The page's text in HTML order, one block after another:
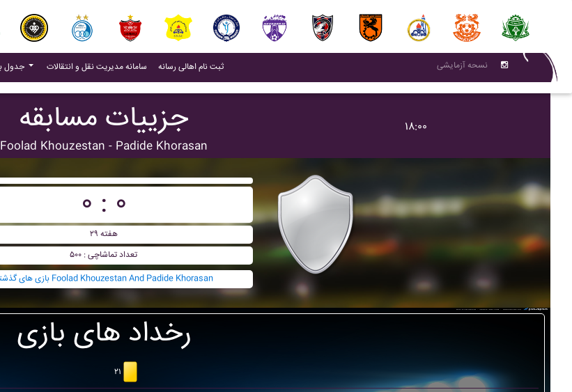
جدول بازی ها سامانه مدیریت نقل و انتقالات (current)
ثبت نام اهالی رسانه(current) نسحه آزمایشی
جزییات مسابقه
Foolad Khouzestan - Padide Khorasan
۱۸:۰۰
۰ : ۰
هفته ۲۹
تعداد تماشاچی : ۵۰۰
بازی های گذشته Foolad Khouzestan And Padide Khorasan
رخداد های بازی
۲۱